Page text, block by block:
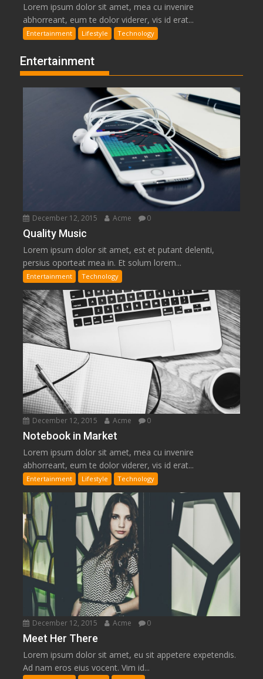
Lorem ipsum dolor sit amet, mea cu invenire
abhorreant, eum te dolor viderer, vis id erat...
Entertainment Lifestyle Technology
Entertainment
December 12, 2015 Acme 0
Quality Music
Lorem ipsum dolor sit amet, est et putant deleniti,
persius oporteat mea in. Et solum lorem...
Entertainment Technology
December 12, 2015 Acme 0
Notebook in Market
Lorem ipsum dolor sit amet, mea cu invenire
abhorreant, eum te dolor viderer, vis id erat...
Entertainment Lifestyle Technology
December 12, 2015 Acme 0
Meet Her There
Lorem ipsum dolor sit amet, eu sit appetere expetendis.
Ad nam eros eius vocent. Vim id...